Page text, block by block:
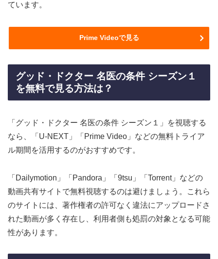
ています。
Prime Videoで見る
グッド・ドクター 名医の条件 シーズン１
を無料で見る方法は？
「グッド・ドクター 名医の条件 シーズン１」を視聴する
なら、「U-NEXT」「Prime Video」などの無料トライア
ル期間を活用するのがおすすめです。
「Dailymotion」「Pandora」「9tsu」「Torrent」などの
動画共有サイトで無料視聴するのは避けましょう。これら
のサイトには、著作権者の許可なく違法にアップロードさ
れた動画が多く存在し、利用者側も処罰の対象となる可能
性があります。